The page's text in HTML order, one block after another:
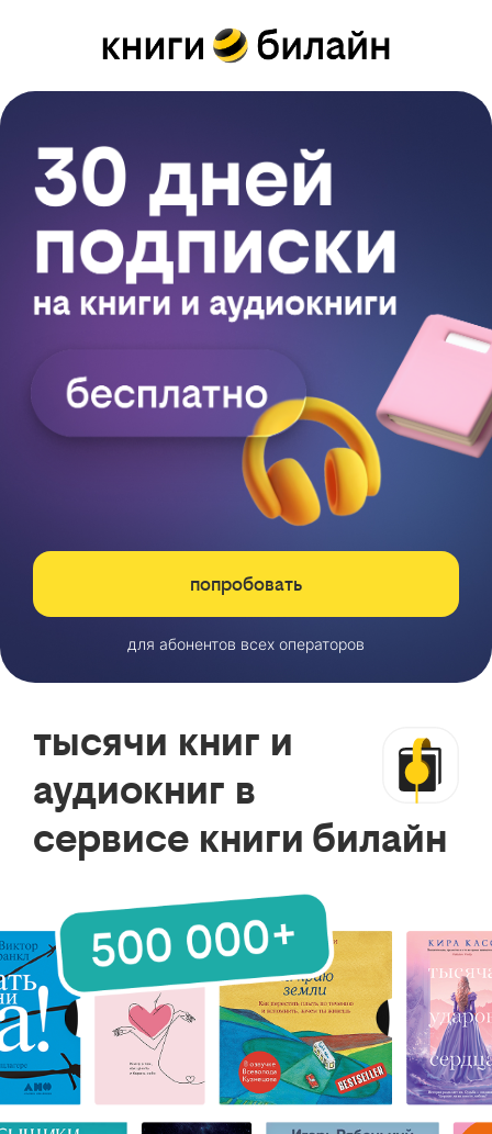
попробовать
для абонентов всех операторов
тысячи книг и
аудиокниг в
сервисе книги билайн